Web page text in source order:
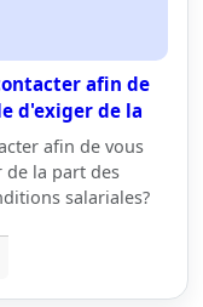
afin de
d'exiger de la
afin de vous
de la part des
salariales?